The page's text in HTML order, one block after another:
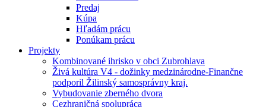
Predaj
Kúpa
Hľadám prácu
Ponúkam prácu
Projekty
Kombinované ihrisko v obci Zubrohlava
Živá kultúra V4 - dožinky medzinárodne-Finančne
podporil Žilinský samosprávny kraj.
Vybudovanie zberného dvora
Cezhraničná spolupráca